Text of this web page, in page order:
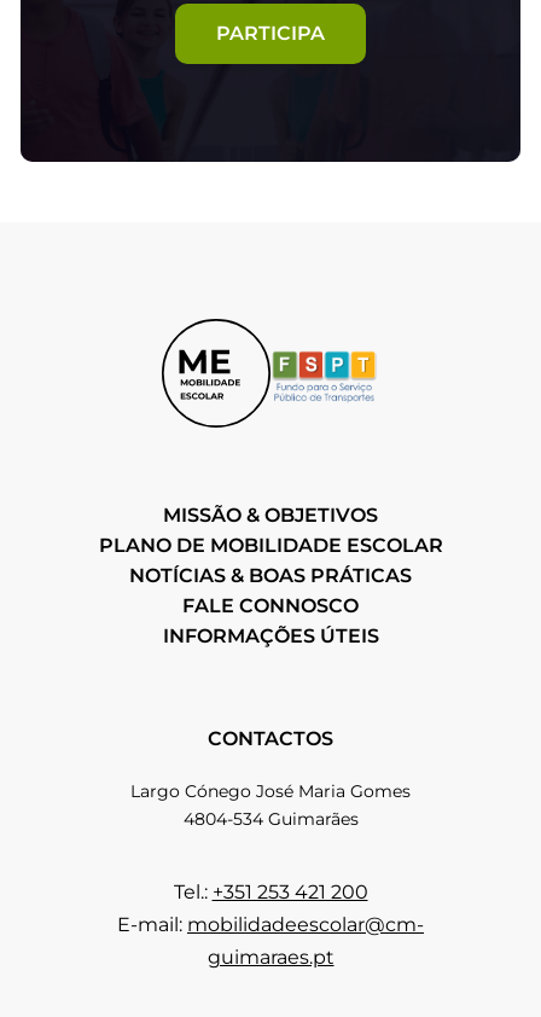
PARTICIPA
MISSÃO & OBJETIVOS
PLANO DE MOBILIDADE ESCOLAR
NOTÍCIAS & BOAS PRÁTICAS
FALE CONNOSCO
INFORMAÇÕES ÚTEIS
CONTACTOS
Largo Cónego José Maria Gomes
4804-534 Guimarães
Tel.: +351 253 421 200
E-mail: mobilidadeescolar@cm-
guimaraes.pt